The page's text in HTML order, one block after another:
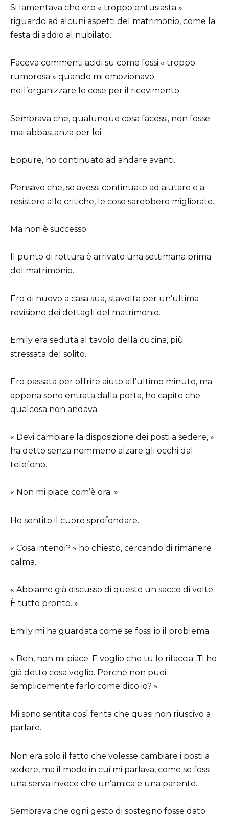
Si lamentava che ero « troppo entusiasta »
riguardo ad alcuni aspetti del matrimonio, come la
festa di addio al nubilato.
Faceva commenti acidi su come fossi « troppo
rumorosa » quando mi emozionavo
nell’organizzare le cose per il ricevimento.
Sembrava che, qualunque cosa facessi, non fosse
mai abbastanza per lei.
Eppure, ho continuato ad andare avanti.
Pensavo che, se avessi continuato ad aiutare e a
resistere alle critiche, le cose sarebbero migliorate.
Ma non è successo.
Il punto di rottura è arrivato una settimana prima
del matrimonio.
Ero di nuovo a casa sua, stavolta per un’ultima
revisione dei dettagli del matrimonio.
Emily era seduta al tavolo della cucina, più
stressata del solito.
Ero passata per offrire aiuto all’ultimo minuto, ma
appena sono entrata dalla porta, ho capito che
qualcosa non andava.
« Devi cambiare la disposizione dei posti a sedere, »
ha detto senza nemmeno alzare gli occhi dal
telefono.
« Non mi piace com’è ora. »
Ho sentito il cuore sprofondare.
« Cosa intendi? » ho chiesto, cercando di rimanere
calma.
« Abbiamo già discusso di questo un sacco di volte.
È tutto pronto. »
Emily mi ha guardata come se fossi io il problema.
« Beh, non mi piace. E voglio che tu lo rifaccia. Ti ho
già detto cosa voglio. Perché non puoi
semplicemente farlo come dico io? »
Mi sono sentita così ferita che quasi non riuscivo a
parlare.
Non era solo il fatto che volesse cambiare i posti a
sedere, ma il modo in cui mi parlava, come se fossi
una serva invece che un’amica e una parente.
Sembrava che ogni gesto di sostegno fosse dato